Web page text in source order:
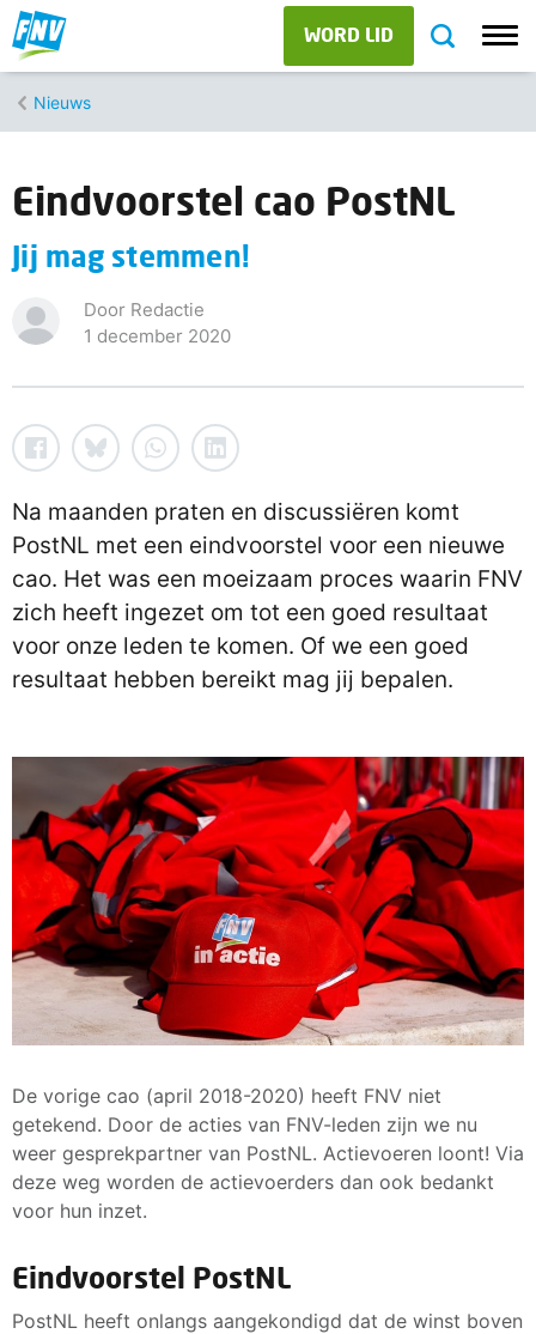
WORD LID
Nieuws
Eindvoorstel cao PostNL
Jij mag stemmen!
Door Redactie
1 december 2020
Na maanden praten en discussiëren komt
PostNL met een eindvoorstel voor een nieuwe
cao. Het was een moeizaam proces waarin FNV
zich heeft ingezet om tot een goed resultaat
voor onze leden te komen. Of we een goed
resultaat hebben bereikt mag jij bepalen.
De vorige cao (april 2018-2020) heeft FNV niet
getekend. Door de acties van FNV-leden zijn we nu
weer gesprekpartner van PostNL. Actievoeren loont! Via
deze weg worden de actievoerders dan ook bedankt
voor hun inzet.
Eindvoorstel PostNL
PostNL heeft onlangs aangekondigd dat de winst boven